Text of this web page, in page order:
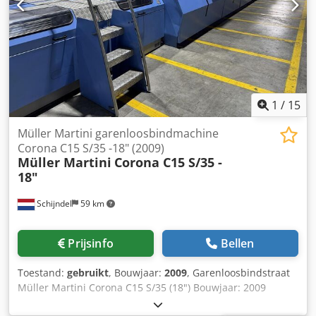
snelheid: 12.000/uur
1 / 15
Schijndel 59 km
Müller Martini garenloosbindmachine
Corona C15 S/35 -18" (2009)
Müller Martini Corona C15 S/35 -
18"
Prijsinfo Bellen
Toestand: gebruikt, Bouwjaar: 2009, Garenloosbindstraat
Müller Martini Corona C15 S/35 (18") Bouwjaar: 2009
Bestaande uit Vergaarmachine Müller Martini 3681